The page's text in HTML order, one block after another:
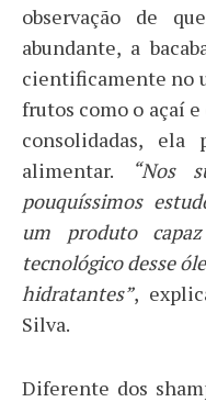
observação de
abundante, a
cientificamente no
frutos como o açaí e
consolidadas, ela
alimentar.
“Nos
pouquíssimos
um produto
tecnológico desse
hidratantes”,
Silva.
Diferente dos